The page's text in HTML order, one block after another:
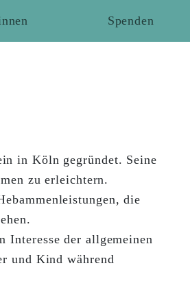
Spenden
in Köln gegründet. Seine
zu erleichtern.
die
Interesse der allgemeinen
und Kind während